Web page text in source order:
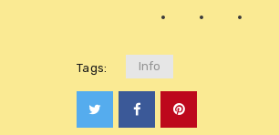
Tags: Info